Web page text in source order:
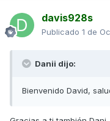
davis928s
Publicado 1 de
Danii dijo:
Bienvenido David,